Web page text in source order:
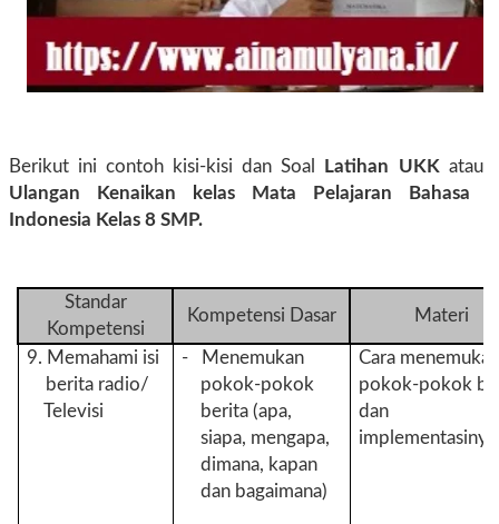
Berikut ini contoh kisi-kisi dan Soal Latihan UKKatau
Ulangan Kenaikan kelas Mata Pelajaran Bahasa
Indonesia Kelas 8 SMP.
Standar
Kompetensi
Kompetensi Dasar Materi
9. Memahami isi
berita radio/
Televisi
- Menemukan
pokok-pokok
berita (apa,
siapa, mengapa,
dimana, kapan
dan bagaimana)
Cara
pokok-pokok
dan
implementasinya